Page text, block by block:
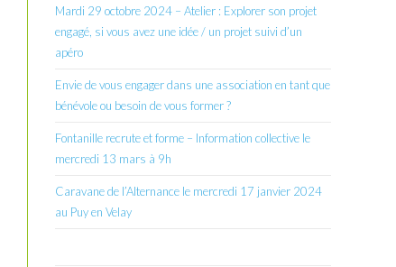
Mardi 29 octobre 2024 – Atelier : Explorer son projet
engagé, si vous avez une idée / un projet suivi d’un
apéro
Envie de vous engager dans une association en tant que
bénévole ou besoin de vous former ?
Fontanille recrute et forme – Information collective le
mercredi 13 mars à 9h
Caravane de l’Alternance le mercredi 17 janvier 2024
au Puy en Velay